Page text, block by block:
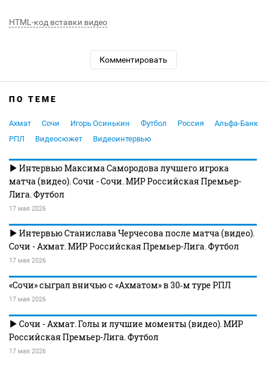
HTML-код вставки видео
Комментировать
ПО ТЕМЕ
Ахмат Сочи Игорь Осинькин Футбол Россия
Альфа-Банк
РПЛ
Видеосюжет Видеоинтервью
Интервью Максима Самородова лучшего игрока
матча (видео). Сочи - Сочи. МИР Российская Премьер-
Лига. Футбол
17 мая 2026
Интервью Станислава Черчесова после матча (видео).
Сочи - Ахмат. МИР Российская Премьер-Лига. Футбол
17 мая 2026
«Сочи» сыграл вничью с «Ахматом» в 30‑м туре РПЛ
17 мая 2026
Сочи - Ахмат. Голы и лучшие моменты (видео). МИР
Российская Премьер-Лига. Футбол
17 мая 2026